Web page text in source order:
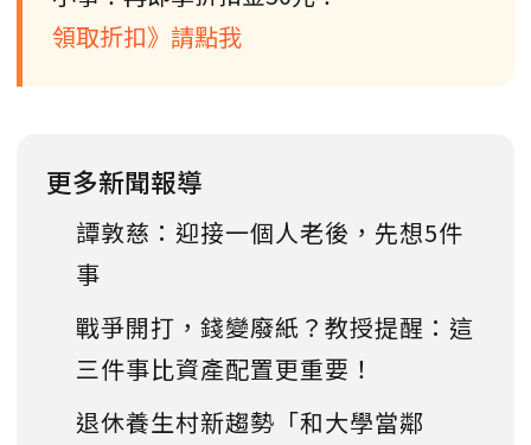
領取折扣》請點我
更多新聞報導
譚敦慈：迎接一個人老後，先想5件
事
戰爭開打，錢變廢紙？教授提醒：這
三件事比資產配置更重要！
退休養生村新趨勢「和大學當鄰